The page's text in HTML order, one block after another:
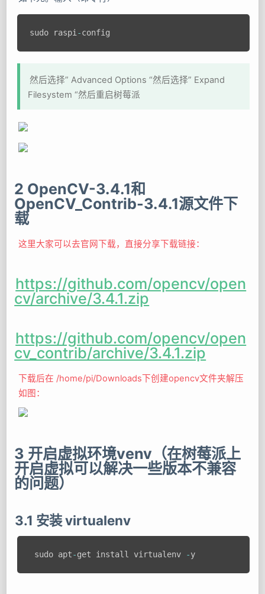
sudo raspi -
然后选择” Advanced Options “然后选择” Expand
Filesystem “然后重启树莓派
2 OpenCV-3.4.1和
OpenCV_Contrib-3.4.1源文件下
载
这里大家可以去官网下载，直接分享下载链接：
https://github.com/opencv/open
cv/archive/3.4.1.zip
https://github.com/opencv/open
cv_contrib/archive/3.4.1.zip
下载后在 /home/pi/Downloads下创建opencv文件夹解压
如图：
3 开启虚拟环境venv（在树莓派上
开启虚拟可以解决一些版本不兼容
的问题）
3.1 安装 virtualenv
sudo apt-get install virtualenv -